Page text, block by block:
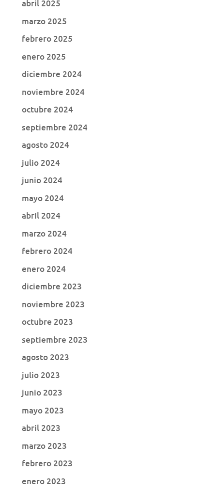
abril 2025
marzo 2025
febrero 2025
enero 2025
diciembre 2024
noviembre 2024
octubre 2024
septiembre 2024
agosto 2024
julio 2024
junio 2024
mayo 2024
abril 2024
marzo 2024
febrero 2024
enero 2024
diciembre 2023
noviembre 2023
octubre 2023
septiembre 2023
agosto 2023
julio 2023
junio 2023
mayo 2023
abril 2023
marzo 2023
febrero 2023
enero 2023